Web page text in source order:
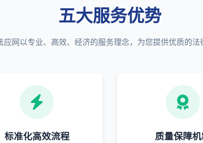
五大服务优势
应网以专业、高效、经济的服务理念，为您提供优质的法
标准化高效流程 质量保障